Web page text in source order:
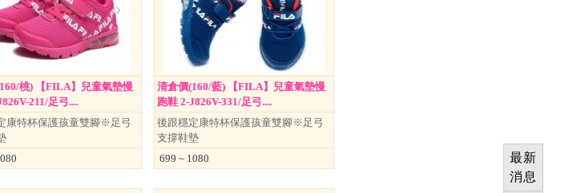
最新
消息
桃) 【FILA】兒童氣墊慢
211/足弓....
康特杯保護孩童雙腳※足弓
清倉價(160/藍) 【FILA】兒童氣墊慢
跑鞋 2-J826V-331/足弓....
後跟穩定康特杯保護孩童雙腳※足弓
支撐鞋墊
699 ~ 1080